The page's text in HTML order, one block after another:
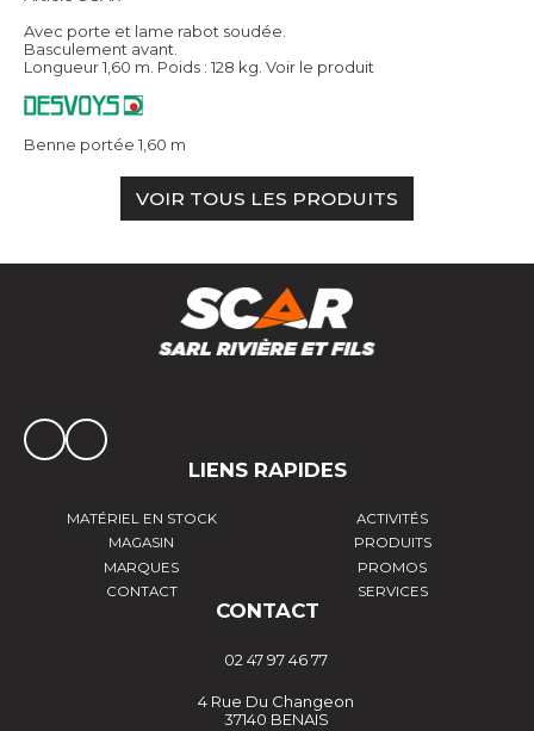
Avec porte et lame rabot soudée.
Basculement avant.
Longueur 1,60 m. Poids : 128 kg. Voir le produit
Benne portée 1,60 m
VOIR TOUS LES PRODUITS
LIENS RAPIDES
MATÉRIEL EN STOCK
ACTIVITÉS
MAGASIN
PRODUITS
MARQUES
PROMOS
CONTACT
SERVICES
CONTACT
02 47 97 46 77
4 Rue Du Changeon
37140 BENAIS